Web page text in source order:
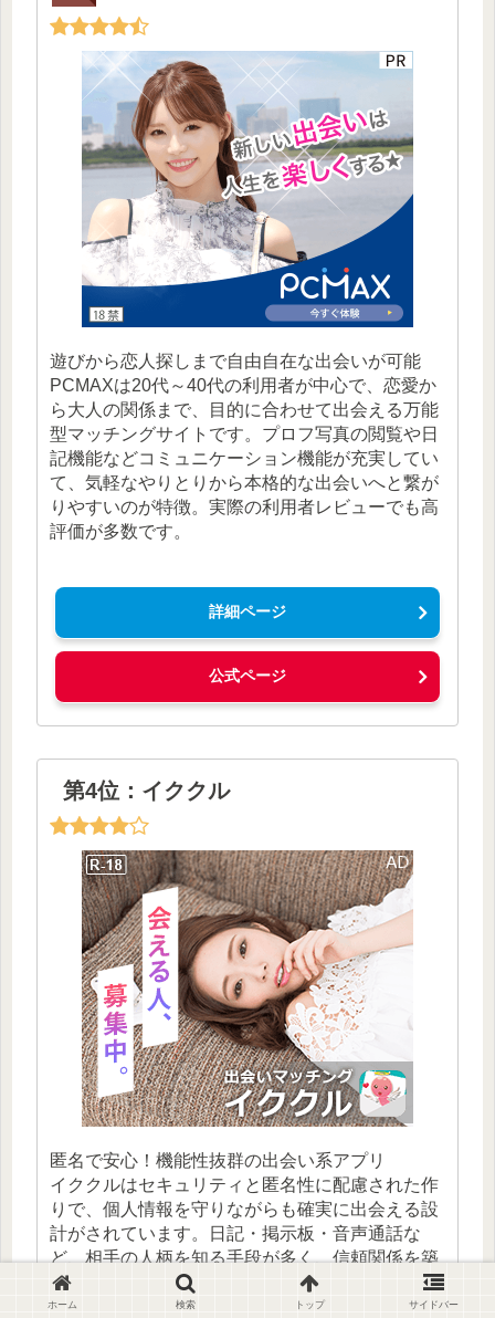
遊びから恋人探しまで自由自在な出会いが可能
PCMAXは20代～40代の利用者が中心で、恋愛か
ら大人の関係まで、目的に合わせて出会える万能
型マッチングサイトです。プロフ写真の閲覧や日
記機能などコミュニケーション機能が充実してい
て、気軽なやりとりから本格的な出会いへと繋が
りやすいのが特徴。実際の利用者レビューでも高
評価が多数です。
詳細ページ
公式ページ
第4位：イククル
匿名で安心！機能性抜群の出会い系アプリ
イククルはセキュリティと匿名性に配慮された作
りで、個人情報を守りながらも確実に出会える設
計がされています。日記・掲示板・音声通話な
ど、相手の人柄を知る手段が多く、信頼関係を築
いた上での出会いがしやすいのが特徴。特に30代
以上の利用者が多く、落ち着いた大人の出会いを
ホーム 検索 トップ サイドバー